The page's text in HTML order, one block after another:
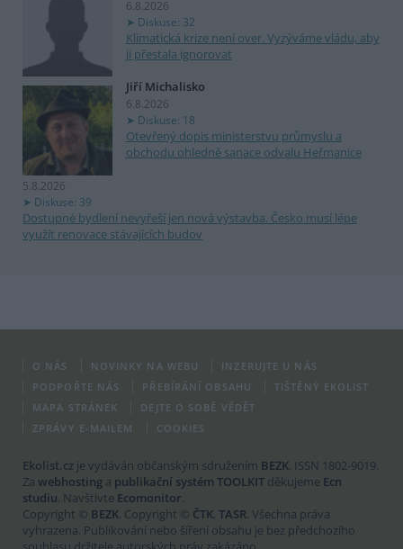
6.8.2026
Diskuse: 32
Klimatická krize není over. Vyzýváme vládu, aby
ji přestala ignorovat
Jiří Michalisko
6.8.2026
Diskuse: 18
Otevřený dopis ministerstvu průmyslu a
obchodu ohledně sanace odvalu Heřmanice
5.8.2026
Diskuse: 39
Dostupné bydlení nevyřeší jen nová výstavba. Česko musí lépe
využít renovace stávajících budov
O NÁS NOVINKY NA WEBU
INZERUJTE U NÁS
PODPOŘTE NÁS
PŘEBÍRÁNÍ OBSAHU
TIŠTĚNÝ EKOLIST
MAPA STRÁNEK
DEJTE O SOBĚ VĚDĚT
ZPRÁVY E-MAILEM
COOKIES
Ekolist.cz je vydáván občanským sdružením BEZK. ISSN 1802-9019.
Za webhosting a publikační systém TOOLKIT děkujeme Ecn
studiu. Navštivte Ecomonitor.
Copyright © BEZK. Copyright © ČTK, TASR. Všechna práva
vyhrazena. Publikování nebo šíření obsahu je bez předchozího